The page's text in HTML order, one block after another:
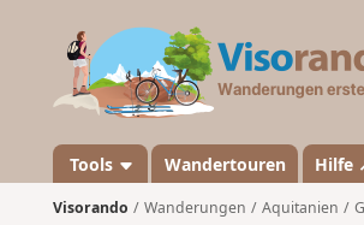
Tools Wandertouren Hilfe
Visorando Wanderungen Aquitanien